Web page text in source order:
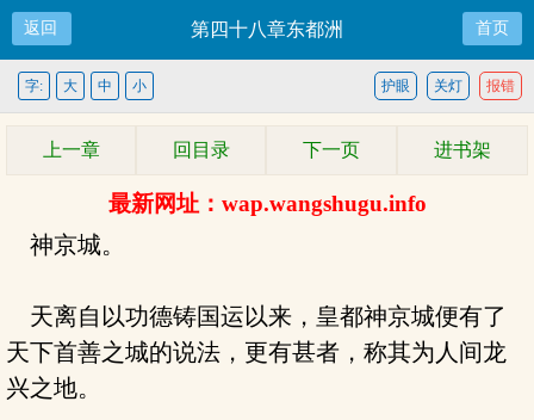
返回 第四十八章东都洲 首页
报错
关灯
护眼
字: 大 中 小
上一章 回目录 下一页 进书架
最新网址：wap.wangshugu.info
神京城。
天离自以功德铸国运以来，皇都神京城便有了
天下首善之城的说法，更有甚者，称其为人间龙
兴之地。